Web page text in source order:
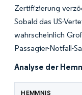
Zertifizierung
Sobald das US-
wahrscheinlich
Passagier-Notfall-
Analyse der
HEMMNIS